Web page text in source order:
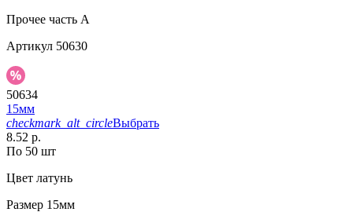
Прочее часть A
Артикул 50630
50634
15мм
checkmark_alt_circleВыбрать
8.52 р.
По 50 шт
Цвет латунь
Размер 15мм